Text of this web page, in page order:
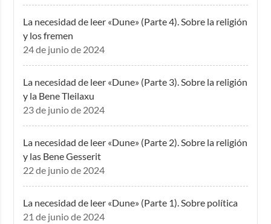
La necesidad de leer «Dune» (Parte 4). Sobre la religión
y los fremen
24 de junio de 2024
La necesidad de leer «Dune» (Parte 3). Sobre la religión
y la Bene Tleilaxu
23 de junio de 2024
La necesidad de leer «Dune» (Parte 2). Sobre la religión
y las Bene Gesserit
22 de junio de 2024
La necesidad de leer «Dune» (Parte 1). Sobre política
21 de junio de 2024